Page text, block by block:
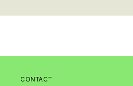
CONTACT